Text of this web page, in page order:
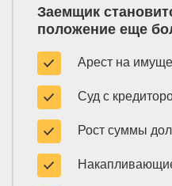
Заемщик
положение еще
Арест на
Суд с
Рост суммы